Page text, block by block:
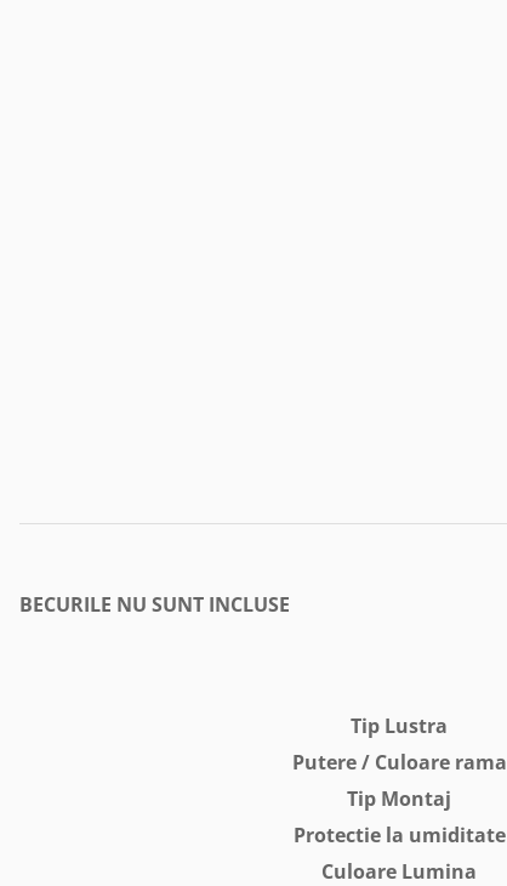
BECURILE NU SUNT INCLUSE
Tip Lustra
Putere / Culoare rama
Tip Montaj
Protectie la umiditate
Culoare Lumina